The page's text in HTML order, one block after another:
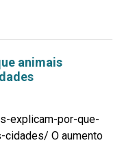
animais
explicam-por-que-
O aumento